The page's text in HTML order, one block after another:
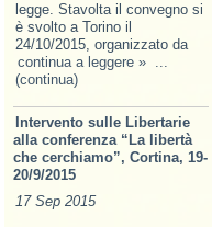
legge. Stavolta il convegno si
è svolto a Torino il
24/10/2015, organizzato da
continua a leggere » ...
(continua)
Intervento sulle Libertarie
alla conferenza “La libertà
che cerchiamo”, Cortina, 19-
20/9/2015
17 Sep 2015